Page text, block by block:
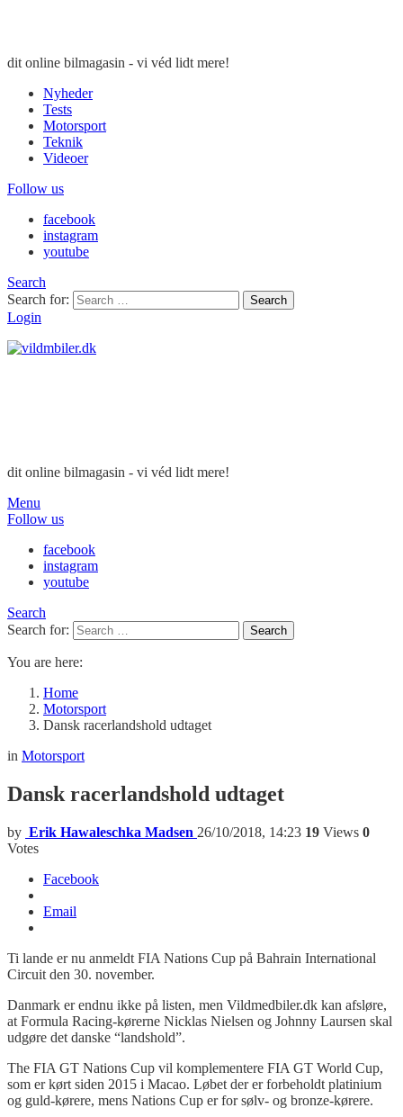
dit online bilmagasin - vi véd lidt mere!
Nyheder
Tests
Motorsport
Teknik
Videoer
Follow us
facebook
instagram
youtube
Search
Search for:
Search
Login
dit online bilmagasin - vi véd lidt mere!
Menu
Follow us
facebook
instagram
youtube
Search
Search for:
Search
You are here:
Home
Motorsport
Dansk racerlandshold udtaget
in Motorsport
Dansk racerlandshold udtaget
by Erik Hawaleschka Madsen 26/10/2018, 14:23 19 Views 0
Votes
Facebook
Email
Ti lande er nu anmeldt FIA Nations Cup på Bahrain International
Circuit den 30. november.
Danmark er endnu ikke på listen, men Vildmedbiler.dk kan afsløre,
at Formula Racing-kørerne Nicklas Nielsen og Johnny Laursen skal
udgøre det danske “landshold”.
The FIA GT Nations Cup vil komplementere FIA GT World Cup,
som er kørt siden 2015 i Macao. Løbet der er forbeholdt platinium
og guld-kørere, mens Nations Cup er for sølv- og bronze-kørere.